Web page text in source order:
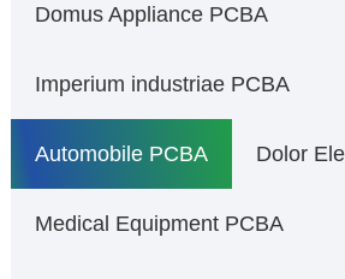
Domus Appliance PCBA
Imperium industriae PCBA
Automobile PCBA Dolor
Medical Equipment PCBA